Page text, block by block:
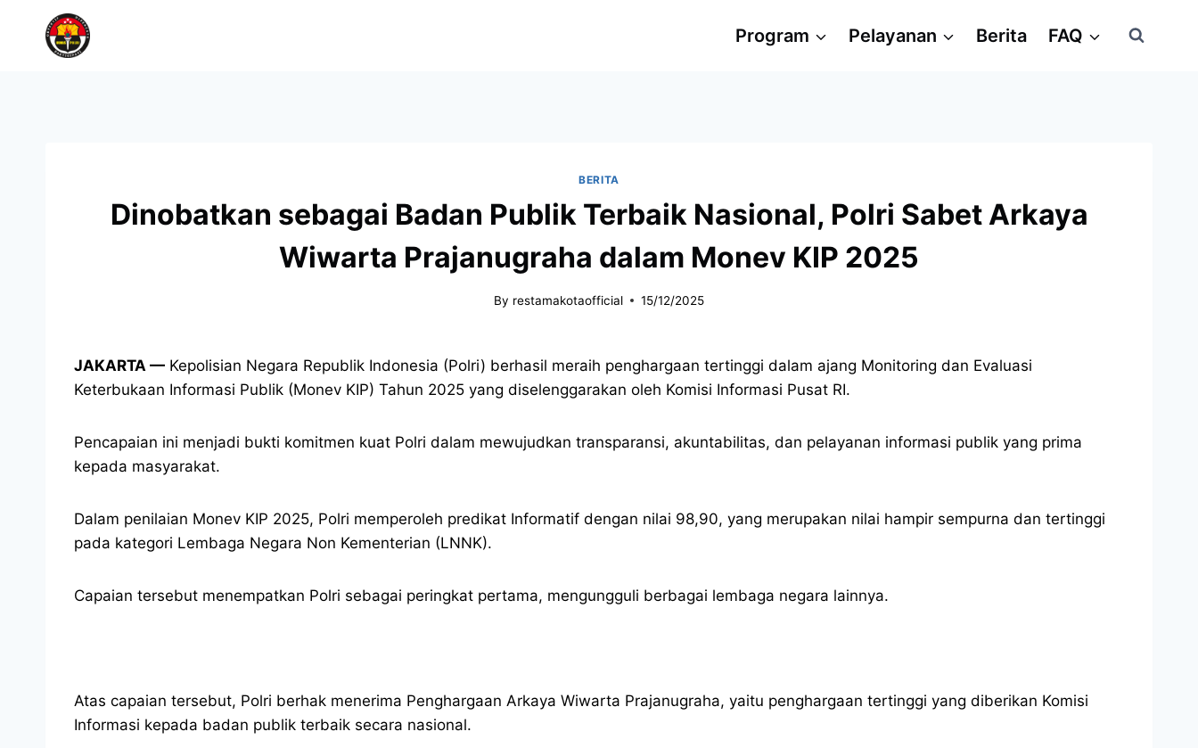
Program Pelayanan Berita FAQ
BERITA
Dinobatkan sebagai Badan Publik Terbaik Nasional, Polri Sabet Arkaya
Wiwarta Prajanugraha dalam Monev KIP 2025
By restamakotaofficial 15/12/2025
JAKARTA — Kepolisian Negara Republik Indonesia (Polri) berhasil meraih penghargaan tertinggi dalam ajang Monitoring dan Evaluasi
Keterbukaan Informasi Publik (Monev KIP) Tahun 2025 yang diselenggarakan oleh Komisi Informasi Pusat RI.
Pencapaian ini menjadi bukti komitmen kuat Polri dalam mewujudkan transparansi, akuntabilitas, dan pelayanan informasi publik yang prima
kepada masyarakat.
Dalam penilaian Monev KIP 2025, Polri memperoleh predikat Informatif dengan nilai 98,90, yang merupakan nilai hampir sempurna dan tertinggi
pada kategori Lembaga Negara Non Kementerian (LNNK).
Capaian tersebut menempatkan Polri sebagai peringkat pertama, mengungguli berbagai lembaga negara lainnya.
Atas capaian tersebut, Polri berhak menerima Penghargaan Arkaya Wiwarta Prajanugraha, yaitu penghargaan tertinggi yang diberikan Komisi
Informasi kepada badan publik terbaik secara nasional.